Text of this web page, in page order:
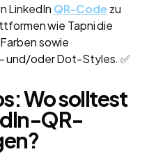
LinkedIn QR-Code zu
wie Tapni die
sowie
und/oder Dot-Styles. ✅
Wo solltest
QR-